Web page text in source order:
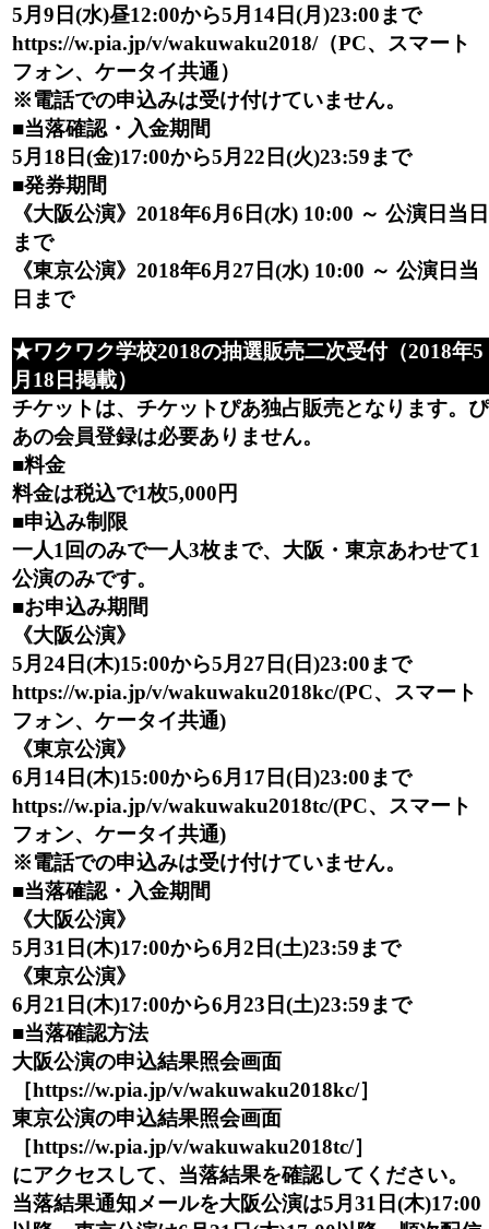
5月9日(水)昼12:00から5月14日(月)23:00まで
https://w.pia.jp/v/wakuwaku2018/（PC、スマート
フォン、ケータイ共通）
※電話での申込みは受け付けていません。
■当落確認・入金期間
5月18日(金)17:00から5月22日(火)23:59まで
■発券期間
《大阪公演》2018年6月6日(水) 10:00 ～ 公演日当日
まで
《東京公演》2018年6月27日(水) 10:00 ～ 公演日当
日まで
★ワクワク学校2018の抽選販売二次受付（2018年5
月18日掲載）
チケットは、チケットぴあ独占販売となります。ぴ
あの会員登録は必要ありません。
■料金
料金は税込で1枚5,000円
■申込み制限
一人1回のみで一人3枚まで、大阪・東京あわせて1
公演のみです。
■お申込み期間
《大阪公演》
5月24日(木)15:00から5月27日(日)23:00まで
https://w.pia.jp/v/wakuwaku2018kc/(PC、スマート
フォン、ケータイ共通)
《東京公演》
6月14日(木)15:00から6月17日(日)23:00まで
https://w.pia.jp/v/wakuwaku2018tc/(PC、スマート
フォン、ケータイ共通)
※電話での申込みは受け付けていません。
■当落確認・入金期間
《大阪公演》
5月31日(木)17:00から6月2日(土)23:59まで
《東京公演》
6月21日(木)17:00から6月23日(土)23:59まで
■当落確認方法
大阪公演の申込結果照会画面
［https://w.pia.jp/v/wakuwaku2018kc/］
東京公演の申込結果照会画面
［https://w.pia.jp/v/wakuwaku2018tc/］
にアクセスして、当落結果を確認してください。
当落結果通知メールを大阪公演は5月31日(木)17:00